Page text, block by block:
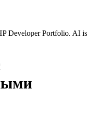
Developer Portfolio. AI is